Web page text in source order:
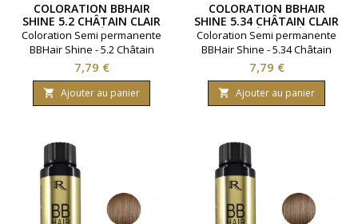
COLORATION BBHAIR
SHINE 5.2 CHÂTAIN CLAIR
IRISÉ
Coloration Semi permanente
BBHair Shine - 5.2 Châtain
clair irisé.Ravive la couleur en
toute simplicité.Gamme :
BBHair. Marque : Generik.
Contenance 60 millimètres.
Prix
7,79 €
 Ajouter au panier
COLORATION BBHAIR
SHINE 5.34 CHÂTAIN CLAIR
DORÉ CUIVRÉ
Coloration Semi permanente
BBHair Shine - 5.34 Châtain
clair doré cuivré.Ravive la
couleur en toute
simplicité.Gamme : BBHair.
Marque : Generik.
Prix
7,79 €
 Ajouter au panier